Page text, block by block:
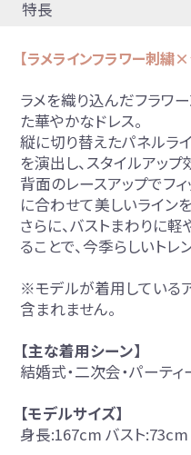
特長
【ラメラインフラワー刺繍×
ラメを織り込んだフラワ
た華やかなドレス。
縦に切り替えたパネルラ
を演出し、スタイルアップ
背面のレースアップでフ
に合わせて美しいライン
さらに、バストまわりに
ることで、今季らしいトレ
※モデルが着用している
含まれません。
【主な着用シーン】
結婚式・二次会・パーテ
【モデルサイズ】
身長:167cm バスト